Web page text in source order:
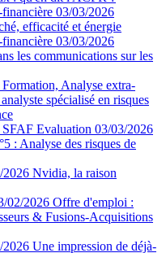
03/03/2026
efficacité et énergie
03/03/2026
les communications sur les
Formation, Analyse extra-
spécialisé en risques
SFAF Evaluation 03/03/2026
: Analyse des risques de
2026 Nvidia, la raison
02/2026 Offre d'emploi :
& Fusions-Acquisitions
2026 Une impression de déjà-